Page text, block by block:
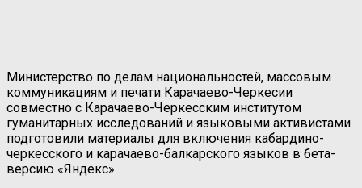
Министерство по делам национальностей, массовым
коммуникациям и печати Карачаево-Черкесии
совместно с Карачаево-Черкесским институтом
гуманитарных исследований и языковыми активистами
подготовили материалы для включения кабардино-
черкесского и карачаево-балкарского языков в бета-
версию «Яндекс».